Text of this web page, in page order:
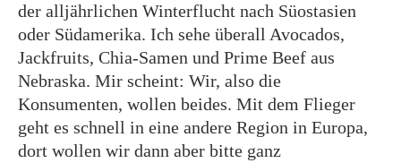
der alljährlichen Winterflucht nach Süostasien
oder Südamerika. Ich sehe überall Avocados,
Jackfruits, Chia-Samen und Prime Beef aus
Nebraska. Mir scheint: Wir, also die
Konsumenten, wollen beides. Mit dem Flieger
geht es schnell in eine andere Region in Europa,
dort wollen wir dann aber bitte ganz